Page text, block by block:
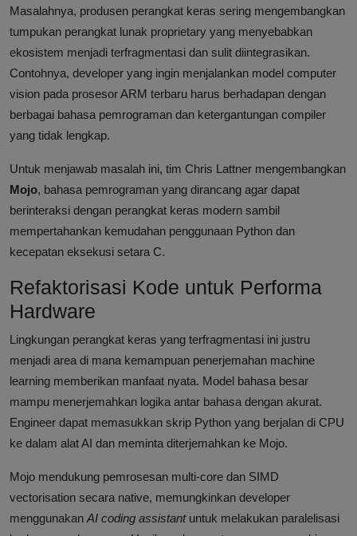
Masalahnya, produsen perangkat keras sering mengembangkan
tumpukan perangkat lunak proprietary yang menyebabkan
ekosistem menjadi terfragmentasi dan sulit diintegrasikan.
Contohnya, developer yang ingin menjalankan model computer
vision pada prosesor ARM terbaru harus berhadapan dengan
berbagai bahasa pemrograman dan ketergantungan compiler
yang tidak lengkap.
Untuk menjawab masalah ini, tim Chris Lattner mengembangkan
Mojo, bahasa pemrograman yang dirancang agar dapat
berinteraksi dengan perangkat keras modern sambil
mempertahankan kemudahan penggunaan Python dan
kecepatan eksekusi setara C.
Refaktorisasi Kode untuk Performa
Hardware
Lingkungan perangkat keras yang terfragmentasi ini justru
menjadi area di mana kemampuan penerjemahan machine
learning memberikan manfaat nyata. Model bahasa besar
mampu menerjemahkan logika antar bahasa dengan akurat.
Engineer dapat memasukkan skrip Python yang berjalan di CPU
ke dalam alat AI dan meminta diterjemahkan ke Mojo.
Mojo mendukung pemrosesan multi-core dan SIMD
vectorisation secara native, memungkinkan developer
menggunakan AI coding assistantuntuk melakukan paralelisasi